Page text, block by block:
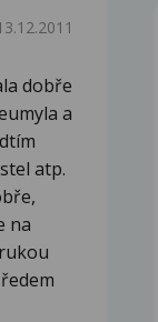
dobře
a
atp.
na